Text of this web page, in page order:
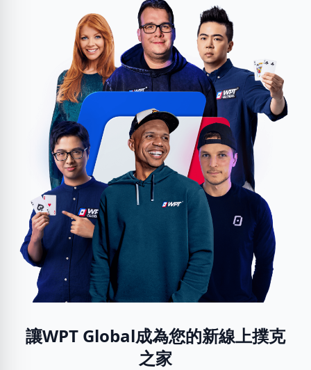
讓WPT Global成為您的新線上撲克
之家